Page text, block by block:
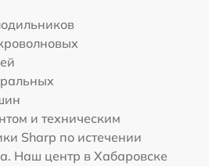
и техническим
Sharp по истечении
Наш центр в Хабаровске